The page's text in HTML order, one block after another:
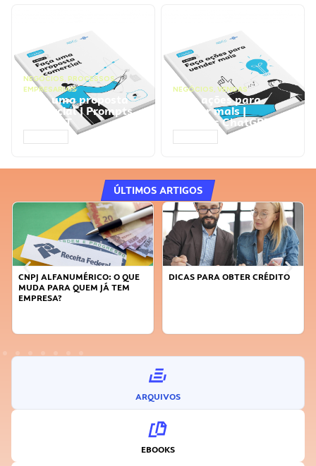
NEGÓCIOS, PROCESSOS
EMPRESARIAIS
Faça uma proposta
comercial | Prompts
ChatGPT
NEGÓCIOS, VENDAS
Faça ações para
vender mais |
Prompts ChatGPT
ÚLTIMOS ARTIGOS
CNPJ ALFANUMÉRICO: O QUE
MUDA PARA QUEM JÁ TEM
EMPRESA?
DICAS PARA OBTER CRÉDITO
ARQUIVOS
EBOOKS